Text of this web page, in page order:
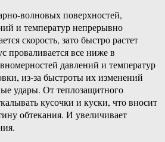
волновых поверхностей,
и температур непрерывно
скорость, зато быстро растет
проваливается все ниже в
давлений и температур
из-за быстроты их изменений
удары. От теплозащитного
кусочки и куски, что вносит
обтекания. И увеличивает